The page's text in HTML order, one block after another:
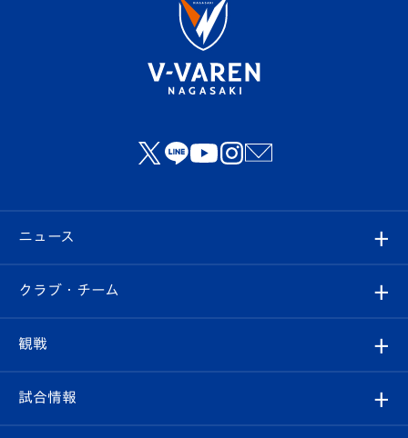
ニュース
すべて
クラブ
試合情報
クラブ・チーム
クラブ概要
観戦
観戦ルール
試合情報